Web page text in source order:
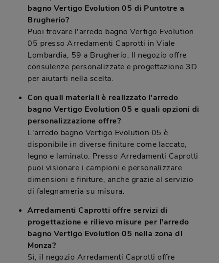
bagno Vertigo Evolution 05 di Puntotre a
Brugherio?
Puoi trovare l'arredo bagno Vertigo Evolution
05 presso Arredamenti Caprotti in Viale
Lombardia, 59 a Brugherio. Il negozio offre
consulenze personalizzate e progettazione 3D
per aiutarti nella scelta.
Con quali materiali è realizzato l'arredo
bagno Vertigo Evolution 05 e quali opzioni di
personalizzazione offre?
L'arredo bagno Vertigo Evolution 05 è
disponibile in diverse finiture come laccato,
legno e laminato. Presso Arredamenti Caprotti
puoi visionare i campioni e personalizzare
dimensioni e finiture, anche grazie al servizio
di falegnameria su misura.
Arredamenti Caprotti offre servizi di
progettazione e rilievo misure per l'arredo
bagno Vertigo Evolution 05 nella zona di
Monza?
Sì, il negozio Arredamenti Caprotti offre